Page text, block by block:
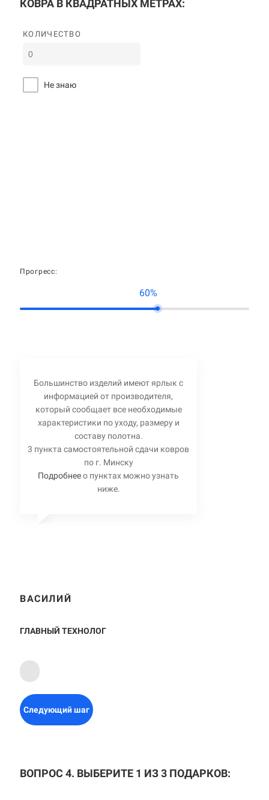
КОВРА В КВАДРАТНЫХ МЕТРАХ:
КОЛИЧЕСТВО
Не знаю
Прогресс:
60%
Большинство изделий имеют ярлык с
информацией от производителя,
который сообщает все необходимые
характеристики по уходу, размеру и
составу полотна.
3 пункта самостоятельной сдачи ковров
по г. Минску
Подробнеео пунктах можно узнать
ниже.
ВАСИЛИЙ
ГЛАВНЫЙ ТЕХНОЛОГ
Следующий шаг
ВОПРОС 4. ВЫБЕРИТЕ 1 ИЗ 3 ПОДАРКОВ: